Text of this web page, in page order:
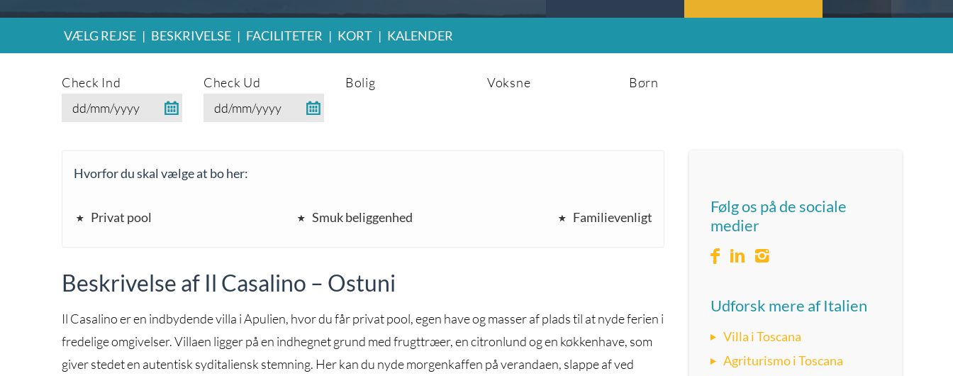
VÆLG REJSE | BESKRIVELSE | FACILITETER | KORT | KALENDER
Check Ind Check Ud Bolig Voksne Børn
Hvorfor du skal vælge at bo her:
Privat pool Smuk beliggenhed Familievenligt
Beskrivelse af Il Casalino – Ostuni
Il Casalino er en indbydende villa i Apulien, hvor du får privat pool, egen have og masser af plads til at nyde ferien i
fredelige omgivelser. Villaen ligger på en indhegnet grund med frugttræer, en citronlund og en køkkenhave, som
giver stedet en autentisk syditaliensk stemning. Her kan du nyde morgenkaffen på verandaen, slappe af ved
Følg os på de sociale
medier
Udforsk mere af Italien
Villa i Toscana
Agriturismo i Toscana